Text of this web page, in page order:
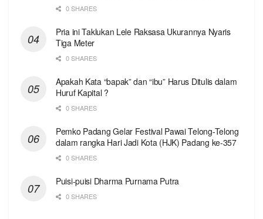
0 SHARES
Pria ini Taklukan Lele Raksasa Ukurannya Nyaris
Tiga Meter
0 SHARES
Apakah Kata “bapak” dan “ibu” Harus Ditulis dalam
Huruf Kapital ?
0 SHARES
Pemko Padang Gelar Festival Pawai Telong-Telong
dalam rangka Hari Jadi Kota (HJK) Padang ke-357
0 SHARES
Puisi-puisi Dharma Purnama Putra
0 SHARES